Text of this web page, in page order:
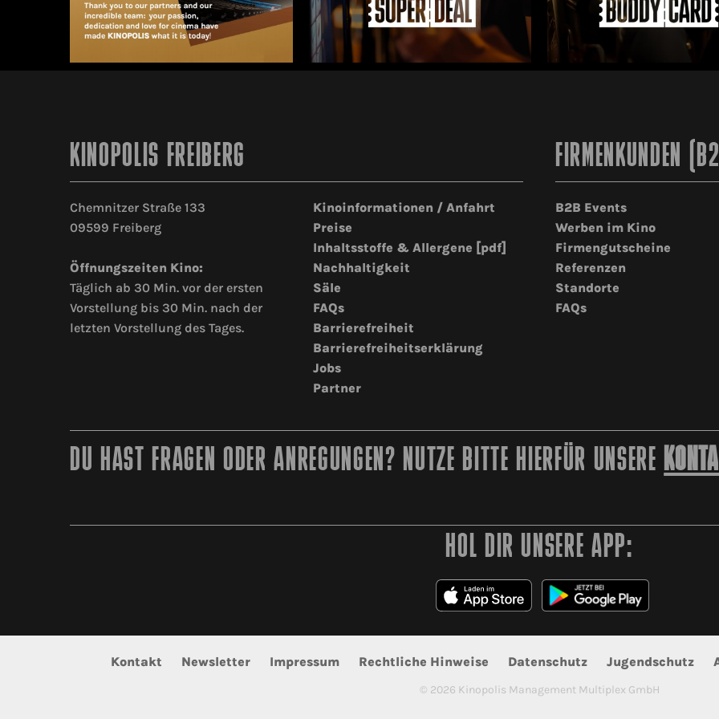
KINOPOLIS FREIBERG
Chemnitzer Straße 133
09599 Freiberg
Öffnungszeiten Kino:
Täglich ab 30 Min. vor der ersten
Vorstellung bis 30 Min. nach der
letzten Vorstellung des Tages.
Kinoinformationen / Anfahrt
Preise
Inhaltsstoffe & Allergene [pdf]
Nachhaltigkeit
Säle
FAQs
Barrierefreiheit
Barrierefreiheitserklärung
Jobs
Partner
FIRMENKUNDEN
B2B Events
Werben im Kino
Firmengutscheine
Referenzen
Standorte
FAQs
DU HAST FRAGEN ODER ANREGUNGEN? NUTZE BITTE HIERFÜR UNSERE
HOL DIR UNSERE APP:
Kontakt Newsletter Impressum Rechtliche Hinweise Datenschutz Jugendschutz
© 2026 Kinopolis Management Multiplex GmbH